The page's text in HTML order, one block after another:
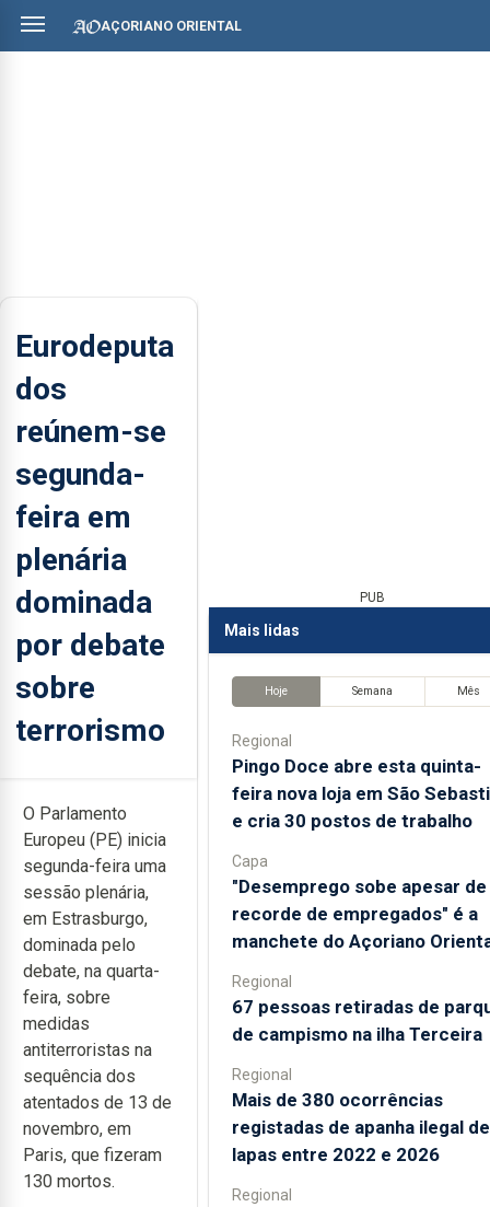
AÇORIANO ORIENTAL
Eurodeputa
dos
reúnem-se
segunda-
feira em
plenária
dominada
por debate
sobre
terrorismo
O Parlamento
Europeu (PE) inicia
segunda-feira uma
sessão plenária,
em Estrasburgo,
dominada pelo
debate, na quarta-
feira, sobre
medidas
antiterroristas na
sequência dos
atentados de 13 de
novembro, em
Paris, que fizeram
130 mortos.
PUB
Mais lidas
Hoje Semana Mês
Regional
Pingo Doce abre esta quinta-
feira nova loja em São
e cria 30 postos de trabalho
Capa
"Desemprego sobe apesar de
recorde de empregados" é a
manchete do Açoriano
Regional
67 pessoas retiradas de
de campismo na ilha Terceira
Regional
Mais de 380 ocorrências
registadas de apanha ilegal de
lapas entre 2022 e 2026
Regional